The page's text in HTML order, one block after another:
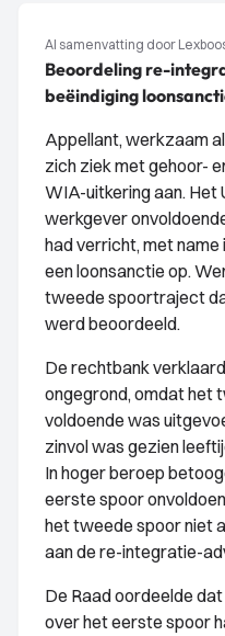
AI samenvatting door
Beoordeling re-
beëindiging
Appellant, werkzaam
zich ziek met gehoor-
WIA-uitkering aan.
werkgever
had verricht, met name
een loonsanctie op.
tweede spoortraject
werd beoordeeld.
De rechtbank
ongegrond, omdat het
voldoende was
zinvol was gezien
In hoger beroep
eerste spoor
het tweede spoor niet
aan de re-integratie-
De Raad oordeelde
over het eerste spoor